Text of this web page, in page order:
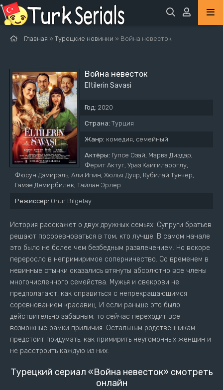
Главная » Турецкие новинки » Война невесток
Война невесток
Eltilerin Savasi
Год: 2020
Страна: Турция
Жанр: комедия, семейный
Актёры: Гупсе Озай, Мэрвэ Диздар,
Ферит Актуг, Ураз Каигилароглу,
Фюсун Дэмирэль, Али Ипин, Хюлья Дуяр, Кубилай Тунчер,
Гамзе Демирбилек, Тайлан Эрлер
Режиссер: Onur Bilgetay
История расскажет о двух дружных семьях. Супруги братьев
решают посоревноваться в том, кто лучше. В самом начале
это было не более чем безбедным развлечением. Но вскоре
переросло в непримиримое соперничество. Со временем в
невинные стычки оказались втянуты абсолютно все члены
многочисленного семейства. Мужья и свекрови не
предполагают, как справиться с непрекращающимся
соревнованием красавиц. И если раньше это было
действительно забавным, то сейчас переходит все
возможные рамки приличия. Остальным родственникам
предстоит придумать, как примирить неугомонных женщин и
не расстроить каждую из них.
Турецкий сериал «Война невесток» смотреть
онлайн